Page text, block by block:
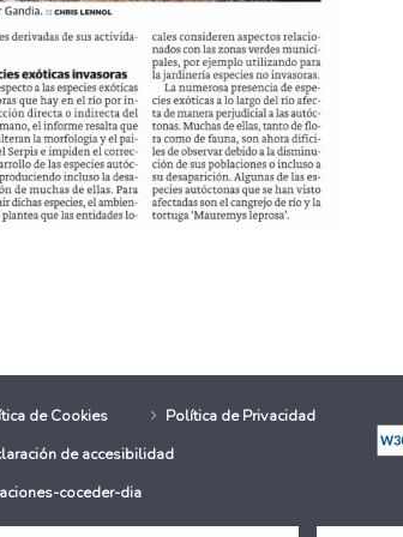
a través de los programas financiados por el IRPF
"huertos de autoconsumo"
de Cookies
Política de Privacidad
de accesibilidad
coceder-dia